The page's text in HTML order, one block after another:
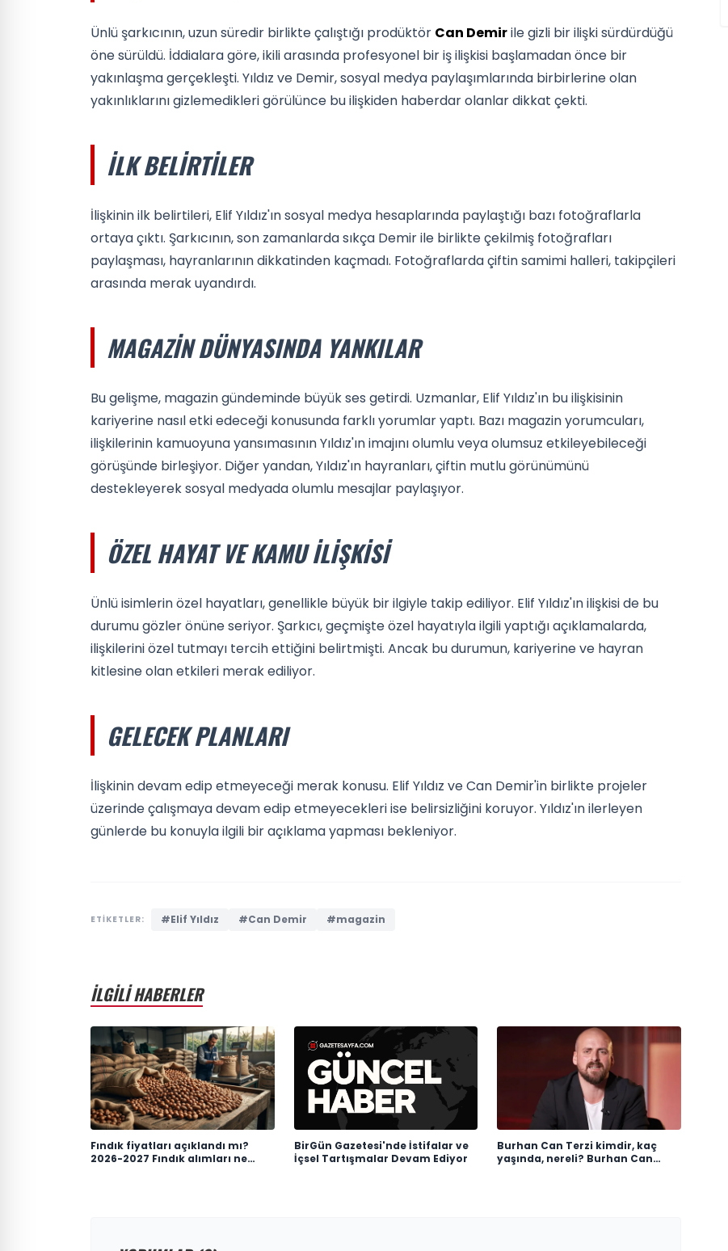
Ünlü şarkıcının, uzun süredir birlikte çalıştığı prodüktör Can Demirile gizli bir ilişki sürdürdüğü
öne sürüldü. İddialara göre, ikili arasında profesyonel bir iş ilişkisi başlamadan önce bir
yakınlaşma gerçekleşti. Yıldız ve Demir, sosyal medya paylaşımlarında birbirlerine olan
yakınlıklarını gizlemedikleri görülünce bu ilişkiden haberdar olanlar dikkat çekti.
İLK BELIRTILER
İlişkinin ilk belirtileri, Elif Yıldız'ın sosyal medya hesaplarında paylaştığı bazı fotoğraflarla
ortaya çıktı. Şarkıcının, son zamanlarda sıkça Demir ile birlikte çekilmiş fotoğrafları
paylaşması, hayranlarının dikkatinden kaçmadı. Fotoğraflarda çiftin samimi halleri, takipçileri
arasında merak uyandırdı.
MAGAZIN DÜNYASINDA YANKILAR
Bu gelişme, magazin gündeminde büyük ses getirdi. Uzmanlar, Elif Yıldız'ın bu ilişkisinin
kariyerine nasıl etki edeceği konusunda farklı yorumlar yaptı. Bazı magazin yorumcuları,
ilişkilerinin kamuoyuna yansımasının Yıldız'ın imajını olumlu veya olumsuz etkileyebileceği
görüşünde birleşiyor. Diğer yandan, Yıldız'ın hayranları, çiftin mutlu görünümünü
destekleyerek sosyal medyada olumlu mesajlar paylaşıyor.
ÖZEL HAYAT VE KAMU İLIŞKISI
Ünlü isimlerin özel hayatları, genellikle büyük bir ilgiyle takip ediliyor. Elif Yıldız'ın ilişkisi de bu
durumu gözler önüne seriyor. Şarkıcı, geçmişte özel hayatıyla ilgili yaptığı açıklamalarda,
ilişkilerini özel tutmayı tercih ettiğini belirtmişti. Ancak bu durumun, kariyerine ve hayran
kitlesine olan etkileri merak ediliyor.
GELECEK PLANLARI
İlişkinin devam edip etmeyeceği merak konusu. Elif Yıldız ve Can Demir'in birlikte projeler
üzerinde çalışmaya devam edip etmeyecekleri ise belirsizliğini koruyor. Yıldız'ın ilerleyen
günlerde bu konuyla ilgili bir açıklama yapması bekleniyor.
ETİKETLER: #Elif Yıldız #Can Demir #magazin
İLGİLİ HABERLER
Fındık fiyatları açıklandı mı?
2026-2027 Fındık alımları ne
BirGün Gazetesi'nde İstifalar ve
İçsel Tartışmalar Devam Ediyor
Burhan Can Terzi kimdir, kaç
yaşında, nereli? Burhan Can